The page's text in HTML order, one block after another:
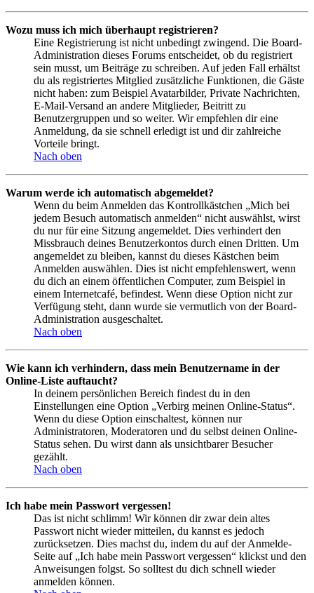
Wozu muss ich mich überhaupt registrieren?
Eine Registrierung ist nicht unbedingt zwingend. Die Board-
Administration dieses Forums entscheidet, ob du registriert
sein musst, um Beiträge zu schreiben. Auf jeden Fall erhältst
du als registriertes Mitglied zusätzliche Funktionen, die Gäste
nicht haben: zum Beispiel Avatarbilder, Private Nachrichten,
E-Mail-Versand an andere Mitglieder, Beitritt zu
Benutzergruppen und so weiter. Wir empfehlen dir eine
Anmeldung, da sie schnell erledigt ist und dir zahlreiche
Vorteile bringt.
Nach oben
Warum werde ich automatisch abgemeldet?
Wenn du beim Anmelden das Kontrollkästchen „Mich bei
jedem Besuch automatisch anmelden“ nicht auswählst, wirst
du nur für eine Sitzung angemeldet. Dies verhindert den
Missbrauch deines Benutzerkontos durch einen Dritten. Um
angemeldet zu bleiben, kannst du dieses Kästchen beim
Anmelden auswählen. Dies ist nicht empfehlenswert, wenn
du dich an einem öffentlichen Computer, zum Beispiel in
einem Internetcafé, befindest. Wenn diese Option nicht zur
Verfügung steht, dann wurde sie vermutlich von der Board-
Administration ausgeschaltet.
Nach oben
Wie kann ich verhindern, dass mein Benutzername in der
Online-Liste auftaucht?
In deinem persönlichen Bereich findest du in den
Einstellungen eine Option „Verbirg meinen Online-Status“.
Wenn du diese Option einschaltest, können nur
Administratoren, Moderatoren und du selbst deinen Online-
Status sehen. Du wirst dann als unsichtbarer Besucher
gezählt.
Nach oben
Ich habe mein Passwort vergessen!
Das ist nicht schlimm! Wir können dir zwar dein altes
Passwort nicht wieder mitteilen, du kannst es jedoch
zurücksetzen. Dies machst du, indem du auf der Anmelde-
Seite auf „Ich habe mein Passwort vergessen“ klickst und den
Anweisungen folgst. So solltest du dich schnell wieder
anmelden können.